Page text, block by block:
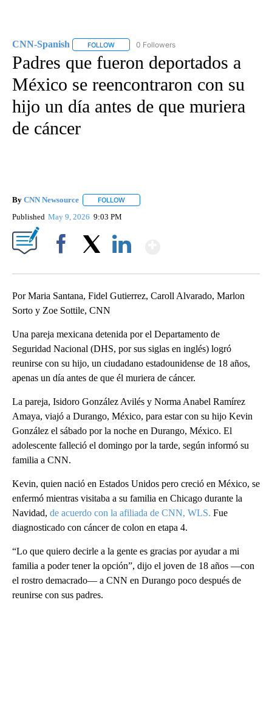
CNN-Spanish FOLLOW FOLLOW "CNN-SPANISH" TO RECEIVE
0 Followers
Padres que fueron deportados a
México se reencontraron con su
hijo un día antes de que muriera
de cáncer
By CNN Newsource FOLLOW
Published May 9, 2026 9:03 PM
Por Maria Santana, Fidel Gutierrez, Caroll Alvarado, Marlon
Sorto y Zoe Sottile, CNN
Una pareja mexicana detenida por el Departamento de
Seguridad Nacional (DHS, por sus siglas en inglés) logró
reunirse con su hijo, un ciudadano estadounidense de 18 años,
apenas un día antes de que él muriera de cáncer.
La pareja, Isidoro González Avilés y Norma Anabel Ramírez
Amaya, viajó a Durango, México, para estar con su hijo Kevin
González el sábado por la noche en Durango, México. El
adolescente falleció el domingo por la tarde, según informó su
familia a CNN.
Kevin, quien nació en Estados Unidos pero creció en México, se
enfermó mientras visitaba a su familia en Chicago durante la
Navidad, de acuerdo con la afiliada de CNN, WLS. Fue
diagnosticado con cáncer de colon en etapa 4.
“Lo que quiero decirle a la gente es gracias por ayudar a mi
familia a poder tener la opción”, dijo el joven de 18 años —con
el rostro demacrado— a CNN en Durango poco después de
reunirse con sus padres.